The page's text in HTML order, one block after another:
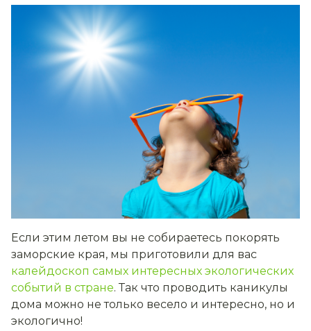
Если этим летом вы не собираетесь покорять
заморские края, мы приготовили для вас
калейдоскоп самых интересных экологических
событий в стране. Так что проводить каникулы
дома можно не только весело и интересно, но и
экологично!